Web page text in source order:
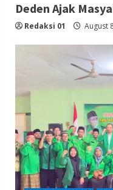
Deden Ajak
Redaksi 01 August